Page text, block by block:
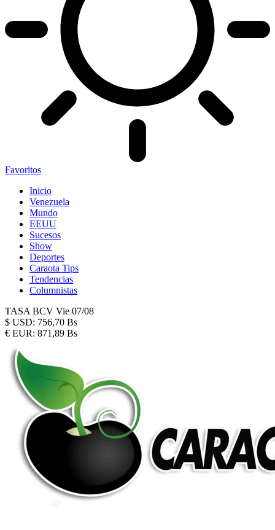
Favoritos
Inicio
Venezuela
Mundo
EEUU
Sucesos
Show
Deportes
Caraota Tips
Tendencias
Columnistas
TASA BCV Vie 07/08
$ USD: 756,70 Bs
€ EUR: 871,89 Bs